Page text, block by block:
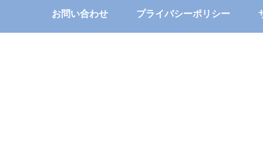
お問い合わせ プライバシーポリシー